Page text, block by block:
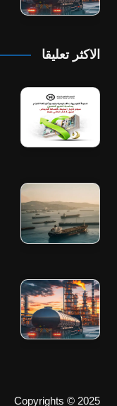
الاكثر تعليقا
Copyrights © 2025